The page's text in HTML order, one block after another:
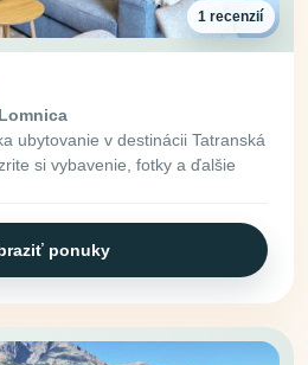
1 recenzií
ubytovanie v destinácii Tatranská
si vybavenie, fotky a ďalšie
ponuky